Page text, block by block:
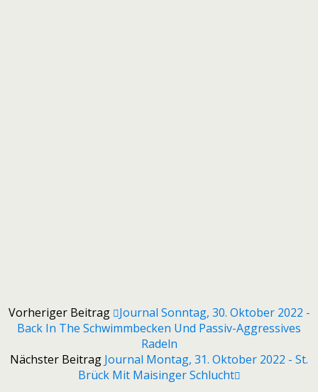
Vorheriger Beitrag
Journal Sonntag, 30. Oktober 2022 -
Back In The Schwimmbecken Und Passiv-Aggressives
Radeln
Nächster Beitrag Journal Montag, 31. Oktober 2022 - St.
Brück Mit Maisinger Schlucht